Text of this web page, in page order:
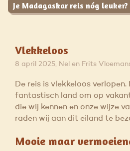
Je Madagaskar reis nóg leuker?
Vlekkeloos
8 april 2025, Nel en Frits
De reis is vlekkeloos
fantastisch land om op
die wij kennen en onze wijze
raden wij aan dit eiland te
Mooie maar